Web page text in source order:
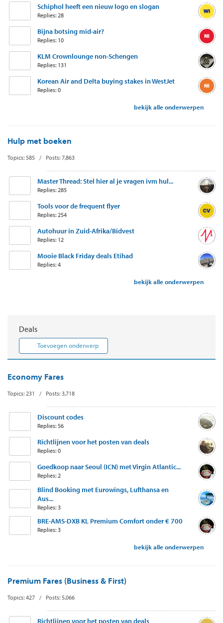
Schiphol heeft een nieuw logo en slogan
Replies: 28
Bijna botsing mid-air?
Replies: 10
KLM Crownlounge non-Schengen
Replies: 131
Korean Air and Delta buying stakes in WestJet
Replies: 0
bekijk alle onderwerpen
Hulp met boeken
Topics: 585 / Posts: 7,863
Master Thread: Stel hier al je vragen ivm hul...
Replies: 285
Tools voor de frequent flyer
Replies: 254
Autohuur in Zuid-Afrika/Bidvest
Replies: 12
Mooie Black Friday deals Etihad
Replies: 4
bekijk alle onderwerpen
Deals
Toevoegen onderwerp
Economy Fares
Topics: 231 / Posts: 3,718
Discount codes
Replies: 56
Richtlijnen voor het posten van deals
Replies: 0
Goedkoop naar Seoul (ICN) met Virgin Atlantic...
Replies: 2
Blind Booking met Eurowings, Lufthansa en
Aus...
Replies: 3
BRE-AMS-DXB KL Premium Comfort onder € 700
Replies: 3
bekijk alle onderwerpen
Premium Fares (Business & First)
Topics: 427 / Posts: 5,066
Richtlijnen voor het posten van deals